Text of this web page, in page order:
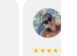
★★★★★